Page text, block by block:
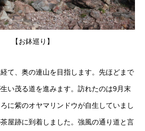
【お鉢巡り】
て、奥の連山を目指します。先ほどまで
い茂る道を進みます。訪れたのは9月末
に紫のオヤマリンドウが自生していまし
屋跡に到着しました。強風の通り道と言